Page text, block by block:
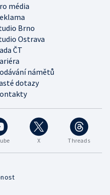
X Threads
média
Brno
Ostrava
ČT
námětů
dotazy